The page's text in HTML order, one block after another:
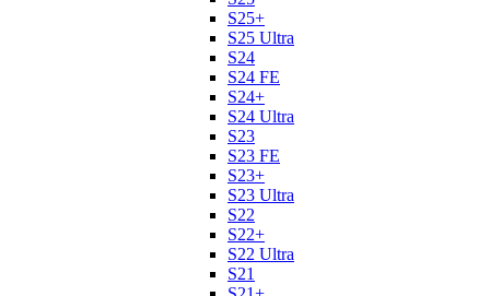
S25+
S25 Ultra
S24
S24 FE
S24+
S24 Ultra
S23
S23 FE
S23+
S23 Ultra
S22
S22+
S22 Ultra
S21